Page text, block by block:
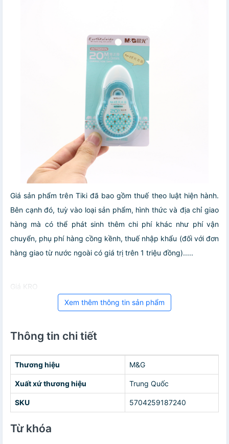
Giá sản phẩm trên Tiki đã bao gồm thuế theo luật hiện hành.
Bên cạnh đó, tuỳ vào loại sản phẩm, hình thức và địa chỉ giao
hàng mà có thể phát sinh thêm chi phí khác như phí vận
chuyển, phụ phí hàng cồng kềnh, thuế nhập khẩu (đối với đơn
hàng giao từ nước ngoài có giá trị trên 1 triệu đồng).....
Giá KRO
Xem thêm thông tin sản phẩm
Thông tin chi tiết
Thương hiệu M&G
Xuất xứ thương hiệu Trung Quốc
SKU 5704259187240
Từ khóa